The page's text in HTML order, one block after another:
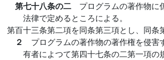
第七十八条の二 プログラムの著作物に
法律で定めるところによる。
第百十三条第二項を同条第三項とし、同条
２ プログラムの著作物の著作権を侵
有者によつて第四十七条の二第一項